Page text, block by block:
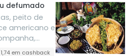
defumado
peito de
americano e
pico de gallo,
em cashback